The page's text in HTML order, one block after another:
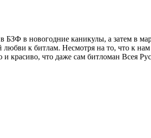
в новогодние каникулы, а затем в
к битлам. Несмотря на то, что к
красиво, что даже сам битломан Всея